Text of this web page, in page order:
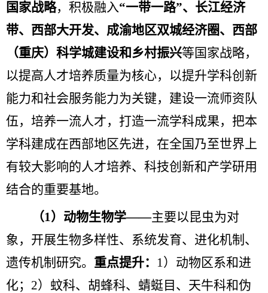
国家战略，积极融入“一带一路”、长江经济
带、西部大开发、成渝地区双城经济圈、西部
（重庆）科学城建设和乡村振兴等国家战略，
以提高人才培养质量为核心，以提升学科创新
能力和社会服务能力为关键，建设一流师资队
伍，培养一流人才，打造一流学科成果，把本
学科建成在西部地区先进，在全国乃至世界上
有较大影响的人才培养、科技创新和产学研用
结合的重要基地。
（1）动物生物学——主要以昆虫为对
象，开展生物多样性、系统发育、进化机制、
遗传机制研究。 重点提升： 1）动物区系和进
化； 2）蚊科、胡蜂科、蜻蜓目、天牛科和伪